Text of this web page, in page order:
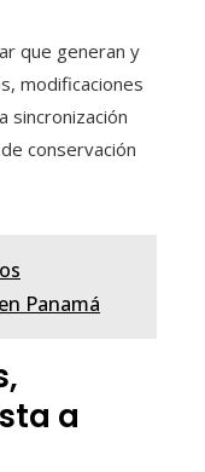
que generan y
modificaciones
sincronización
conservación
Panamá
a